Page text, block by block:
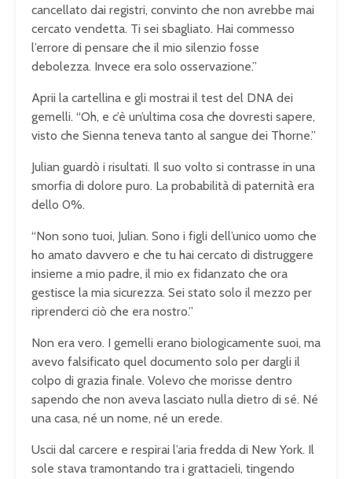
cancellato dai registri, convinto che non avrebbe mai
cercato vendetta. Ti sei sbagliato. Hai commesso
l’errore di pensare che il mio silenzio fosse
debolezza. Invece era solo osservazione.”
Aprii la cartellina e gli mostrai il test del DNA dei
gemelli. “Oh, e c’è un’ultima cosa che dovresti sapere,
visto che Sienna teneva tanto al sangue dei Thorne.”
Julian guardò i risultati. Il suo volto si contrasse in una
smorfia di dolore puro. La probabilità di paternità era
dello 0%.
“Non sono tuoi, Julian. Sono i figli dell’unico uomo che
ho amato davvero e che tu hai cercato di distruggere
insieme a mio padre, il mio ex fidanzato che ora
gestisce la mia sicurezza. Sei stato solo il mezzo per
riprenderci ciò che era nostro.”
Non era vero. I gemelli erano biologicamente suoi, ma
avevo falsificato quel documento solo per dargli il
colpo di grazia finale. Volevo che morisse dentro
sapendo che non aveva lasciato nulla dietro di sé. Né
una casa, né un nome, né un erede.
Uscii dal carcere e respirai l’aria fredda di New York. Il
sole stava tramontando tra i grattacieli, tingendo